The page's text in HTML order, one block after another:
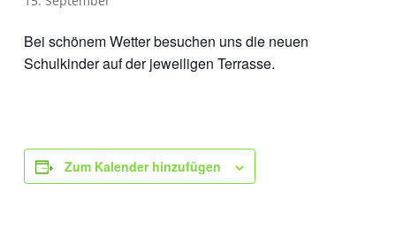
Bei schönem Wetter besuchen uns die neuen
Schulkinder auf der jeweiligen Terrasse.
Zum Kalender hinzufügen